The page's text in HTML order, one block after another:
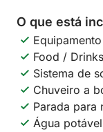
O que está
Food / Drinks
Sistema de
Chuveiro a
Parada para
Água potável